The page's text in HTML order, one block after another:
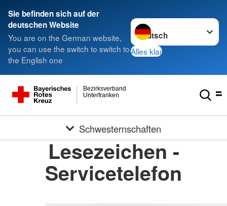
Sie befinden sich auf der
deutschen Website
You are on the German website,
you can use the switch to switch to
the English one
Sprache wechseln zu
Alles klar
Unterfranken
Bezirksverband
Schwesternschaften
Lesezeichen -
Servicetelefon